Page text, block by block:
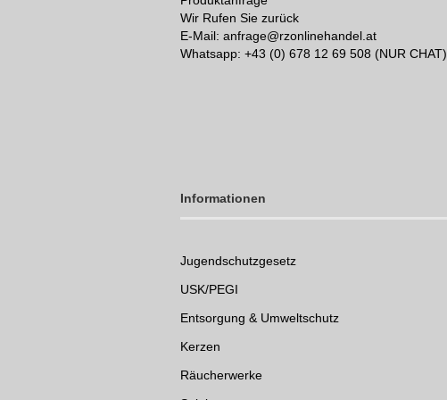
Wir Rufen Sie zurück
E-Mail: anfrage@rzonlinehandel.at
Whatsapp: +43 (0) 678 12 69 508 (NUR CHAT)
Informationen
Jugendschutzgesetz
USK/PEGI
Entsorgung & Umweltschutz
Kerzen
Räucherwerke